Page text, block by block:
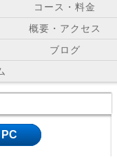
コース・料金
概要・アクセス
ブログ
PC